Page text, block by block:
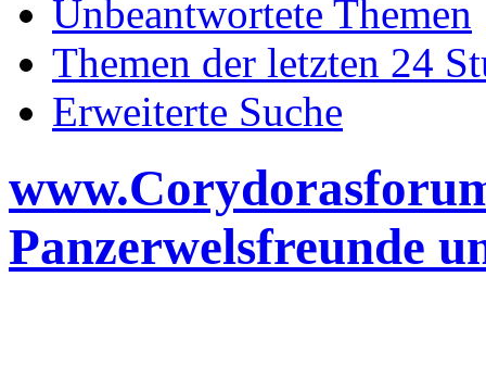
Unbeantwortete Themen
Themen der letzten 24
Erweiterte Suche
Panzerwelsfreunde